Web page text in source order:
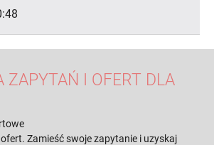
ZAPYTAŃ I OFERT DLA
Zamieść swoje zapytanie i uzyskaj